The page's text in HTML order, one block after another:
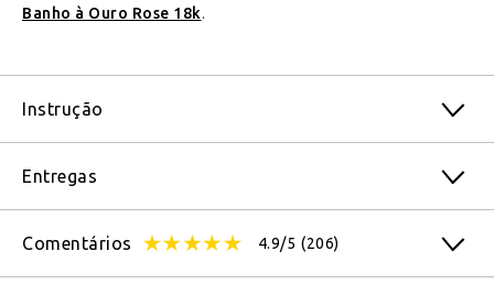
Banho à Ouro Rose 18k.
Instrução
Entregas
Comentários 4.9/5 (206)